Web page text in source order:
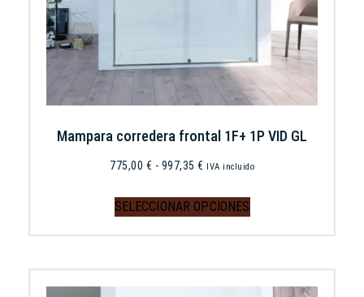
Mampara corredera frontal 1F+ 1P VID GL
775,00 € - 997,35 € IVA incluido
SELECCIONAR OPCIONES